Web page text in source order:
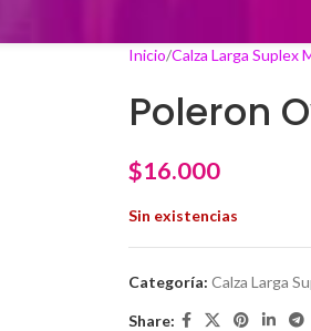
Inicio Calza Larga Suplex
Poleron
$16.000
Sin existencias
Categoría: Calza Larga
Share: